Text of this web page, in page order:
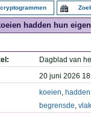
hadden hun
Dagblad van
20 juni 2026
koeien, hadden
begrensde, vlak